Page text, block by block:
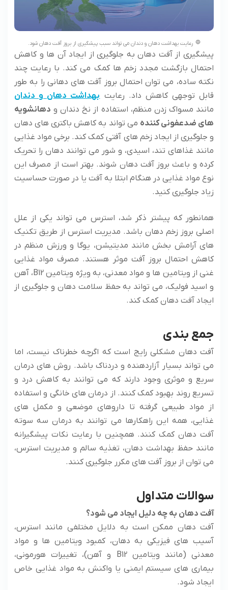
رعایت بهداشت دهان و دندان می تواند سبب پیشگیری از بروز آفت دهان شود.
پیشگیری از آفت دهان به جلوگیری از ایجاد آن ها و کاهش
احتمال بازگشت مجدد زخم ها کمک می کند. با رعایت چند
نکته ساده، می توان احتمال بروز آفت های دهانی را به طور
قابل توجهی کاهش داد. رعایت بهداشت دهان و دندان
مانند مسواک زدن منظم، استفاده از نخ دندان و دهانشویه
های ضدعفونی کننده می تواند به کاهش باکتری های دهان
و جلوگیری از ایجاد زخم های آفتی کمک کند. برخی مواد غذایی
مانند غذاهای تند، اسیدی، و شور می توانند دهان را تحریک
کرده و باعث بروز آفت دهان شوند. بهتر است از مصرف این
نوع مواد غذایی در هنگام ابتلا به آفت یا در صورت حساسیت
زیاد جلوگیری کنید.
همانطور که پیشتر ذکر شد، استرس می تواند یکی از علل
اصلی بروز زخم دهان باشد. مدیریت استرس از طریق تکنیک
های آرامش بخش مانند مدیتیشن، یوگا و ورزش منظم در
کاهش احتمال بروز آفت موثر هستند. مصرف مواد غذایی
غنی از ویتامین ها و مواد معدنی، به ویژه ویتامین B12، آهن
و اسید فولیک، می تواند به حفظ سلامت دهان و جلوگیری از
ایجاد آفت دهان کمک کند.
جمع بندی
آفت دهان مشکلی رایج است که اگرچه خطرناک نیست، اما
می تواند بسیار آزاردهنده و دردناک باشد. روش های درمان
سریع و موثری وجود دارند که می توانند به کاهش درد و
تسریع روند بهبود کمک کنند. از درمان های خانگی و استفاده
از مواد طبیعی گرفته تا داروهای موضعی و مکمل های
غذایی، همه این راهکارها می توانند به درمان سه سوته
آفت دهان کمک کنند. همچنین با رعایت نکات پیشگیرانه
مانند حفظ بهداشت دهان، تغذیه سالم و مدیریت استرس،
می توان از بروز آفت های مکرر جلوگیری کنند.
سوالات متداول
آفت دهان به چه دلیل ایجاد می شود؟
آفت دهان ممکن است به دلایل مختلفی مانند استرس،
آسیب های فیزیکی به دهان، کمبود ویتامین ها و مواد
معدنی (مانند ویتامین B12 و آهن)، تغییرات هورمونی،
بیماری های سیستم ایمنی یا واکنش به مواد غذایی خاص
ایجاد شود.